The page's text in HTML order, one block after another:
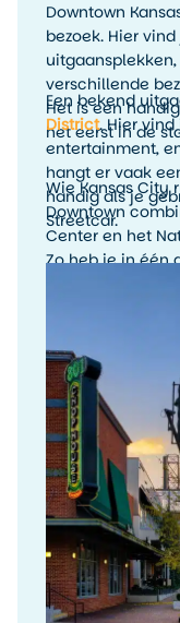
Downtown
bezoek. Hier
verschillende
Het is een
het eerst in de
Een bekend
District. Hier
entertainment,
hangt er vaak
handig als je
Streetcar.
Wie Kansas City
Downtown
Center en het
Zo heb je in één